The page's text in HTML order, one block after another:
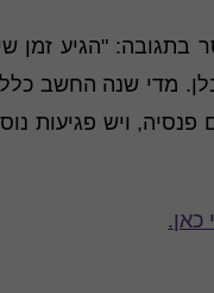
"הגיע זמן
במשק, ל- 34% לא משלמים
כאן.